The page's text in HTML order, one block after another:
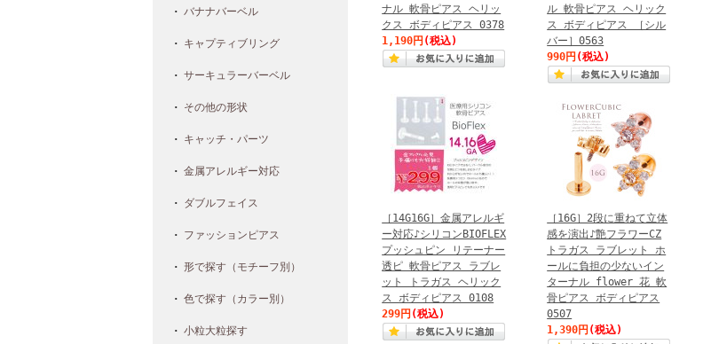
バナナバーベル
キャプティブリング
サーキュラーバーベル
その他の形状
キャッチ・パーツ
金属アレルギー対応
ダブルフェイス
ファッションピアス
形で探す（モチーフ別）
色で探す（カラー別）
小粒大粒探す
ナル 軟骨ピアス ヘリッ
クス ボディピアス 0378
1,190円 (税込)
ル 軟骨ピアス ヘリック
ス ボディピアス ［シル
バー］0563
990円 (税込)
［14G16G］金属アレルギ
ー対応♪シリコンBIOFLEX
プッシュピン リテーナー
透ピ 軟骨ピアス ラブレ
ット トラガス ヘリック
ス ボディピアス 0108
299円 (税込)
［16G］2段に重ねて立体
感を演出♪艶フラワーCZ
トラガス ラブレット ホ
ールに負担の少ないイン
ターナル flower 花 軟
骨ピアス ボディピアス
0507
1,390円 (税込)